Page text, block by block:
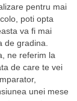
pentru mai
poti opta
va fi mai
de gradina.
ne referim la
de care te vei
unei mese